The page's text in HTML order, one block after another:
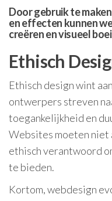
Door gebruik te
en effecten kunnen
creëren en visueel
Ethisch
Ethisch design wint
ontwerpers streven
toegankelijkheid en
Websites moeten niet
ethisch verantwoord
te bieden.
Kortom, webdesign